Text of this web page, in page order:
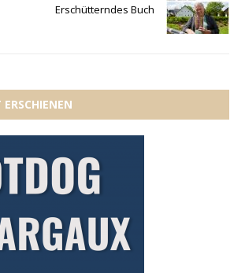
Erschütterndes Buch
ERSCHIENEN